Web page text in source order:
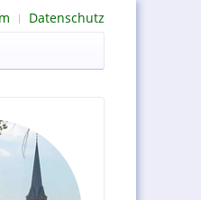
Datenschutz